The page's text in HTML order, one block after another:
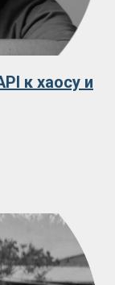
к хаосу и